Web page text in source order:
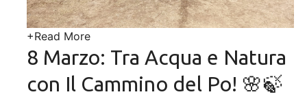
+Read More
8 Marzo: Tra Acqua e Natura
con Il Cammino del Po! 🌸🍃